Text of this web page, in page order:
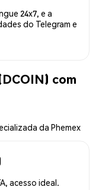
24x7, e a
do Telegram e
com
da Phemex
acesso ideal.